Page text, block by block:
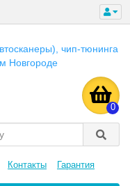
0
Контакты Гарантия